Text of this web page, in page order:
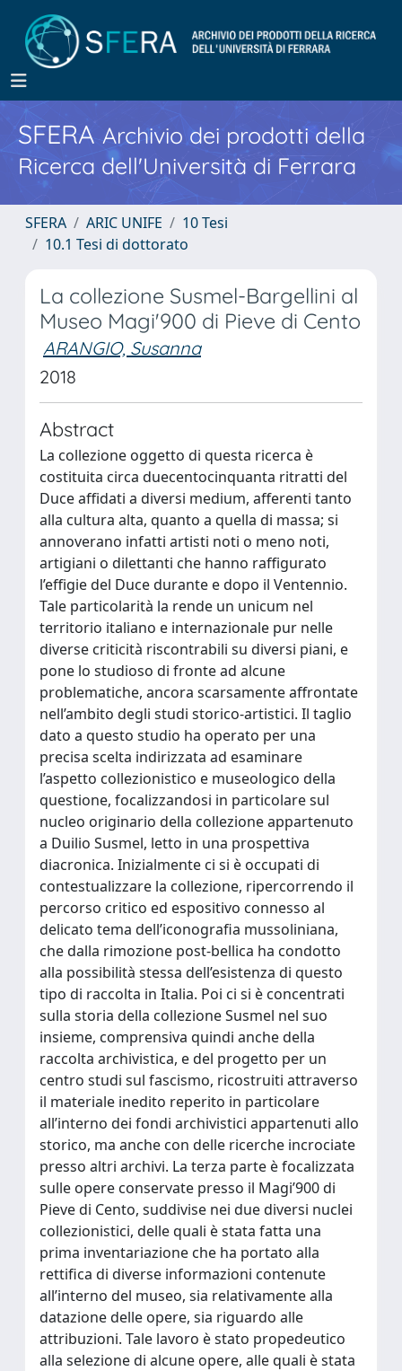
SFERA Archivio dei prodotti della
Ricerca dell'Università di Ferrara
SFERA ARIC UNIFE
10 Tesi
10.1 Tesi di dottorato
La collezione Susmel-Bargellini al
Museo Magi'900 di Pieve di Cento
ARANGIO, Susanna
2018
Abstract
La collezione oggetto di questa ricerca è
costituita circa duecentocinquanta ritratti del
Duce affidati a diversi medium, afferenti tanto
alla cultura alta, quanto a quella di massa; si
annoverano infatti artisti noti o meno noti,
artigiani o dilettanti che hanno raffigurato
l’effigie del Duce durante e dopo il Ventennio.
Tale particolarità la rende un unicum nel
territorio italiano e internazionale pur nelle
diverse criticità riscontrabili su diversi piani, e
pone lo studioso di fronte ad alcune
problematiche, ancora scarsamente affrontate
nell’ambito degli studi storico-artistici. Il taglio
dato a questo studio ha operato per una
precisa scelta indirizzata ad esaminare
l’aspetto collezionistico e museologico della
questione, focalizzandosi in particolare sul
nucleo originario della collezione appartenuto
a Duilio Susmel, letto in una prospettiva
diacronica. Inizialmente ci si è occupati di
contestualizzare la collezione, ripercorrendo il
percorso critico ed espositivo connesso al
delicato tema dell’iconografia mussoliniana,
che dalla rimozione post-bellica ha condotto
alla possibilità stessa dell’esistenza di questo
tipo di raccolta in Italia. Poi ci si è concentrati
sulla storia della collezione Susmel nel suo
insieme, comprensiva quindi anche della
raccolta archivistica, e del progetto per un
centro studi sul fascismo, ricostruiti attraverso
il materiale inedito reperito in particolare
all’interno dei fondi archivistici appartenuti allo
storico, ma anche con delle ricerche incrociate
presso altri archivi. La terza parte è focalizzata
sulle opere conservate presso il Magi’900 di
Pieve di Cento, suddivise nei due diversi nuclei
collezionistici, delle quali è stata fatta una
prima inventariazione che ha portato alla
rettifica di diverse informazioni contenute
all’interno del museo, sia relativamente alla
datazione delle opere, sia riguardo alle
attribuzioni. Tale lavoro è stato propedeutico
alla selezione di alcune opere, alle quali è stata